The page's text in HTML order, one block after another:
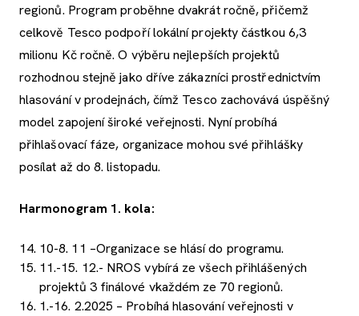
regionů. Program proběhne dvakrát ročně, přičemž
celkově Tesco podpoří lokální projekty částkou 6,3
milionu Kč ročně. O výběru nejlepších projektů
rozhodnou stejně jako dříve zákazníci prostřednictvím
hlasování v prodejnách, čímž Tesco zachovává úspěšný
model zapojení široké veřejnosti. Nyní probíhá
přihlašovací fáze, organizace mohou své přihlášky
posílat až do 8. listopadu.
Harmonogram 1. kola:
10-8. 11 –Organizace se hlásí do programu.
11.-15. 12.- NROS vybírá ze všech přihlášených
projektů 3 finálové vkaždém ze 70 regionů.
1.-16. 2.2025 – Probíhá hlasování veřejnosti v